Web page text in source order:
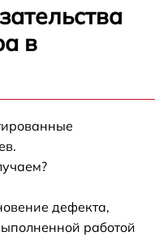
в
дефекта,
работой